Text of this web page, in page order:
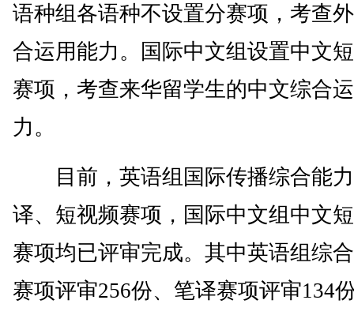
语种组各语种不设置分赛项，考查
合运用能力。国际中文组设置中文
赛项，考查来华留学生的中文综合
力。
目前，英语组国际传播综合能
译、短视频赛项，国际中文组中文
赛项均已评审完成。其中英语组综
赛项评审256份、笔译赛项评审134